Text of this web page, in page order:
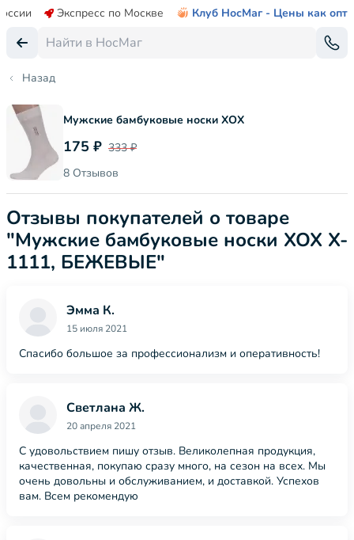
Экспресс по Москве Клуб НосМаг - Цены как опт
Назад
Мужские бамбуковые носки ХОХ
175 ₽ 333 ₽
8 Отзывов
Отзывы покупателей о товаре
"Мужские бамбуковые носки ХОХ X-
1111, БЕЖЕВЫЕ"
Эмма К.
15 июля 2021
Спасибо большое за профессионализм и оперативность!
Светлана Ж.
20 апреля 2021
С удовольствием пишу отзыв. Великолепная продукция,
качественная, покупаю сразу много, на сезон на всех. Мы
очень довольны и обслуживанием, и доставкой. Успехов
вам. Всем рекомендую